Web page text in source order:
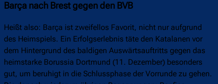
Barça nach Brest gegen den BVB
Heißt also: Barça ist zweifellos Favorit, nicht nur aufgrund
des Heimspiels. Ein Erfolgserlebnis täte den Katalanen vor
dem Hintergrund des baldigen Auswärtsauftritts gegen das
heimstarke Borussia Dortmund (11. Dezember) besonders
gut, um beruhigt in die Schlussphase der Vorrunde zu gehen.